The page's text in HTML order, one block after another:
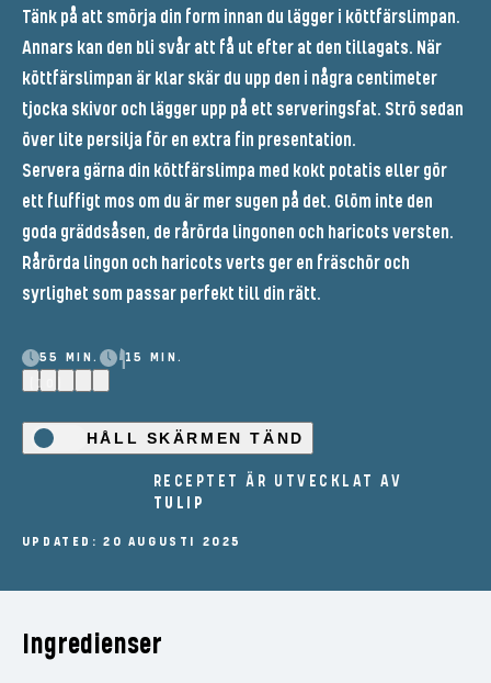
Tänk på att smörja din form innan du lägger i köttfärslimpan.
Annars kan den bli svår att få ut efter at den tillagats. När
köttfärslimpan är klar skär du upp den i några centimeter
tjocka skivor och lägger upp på ett serveringsfat. Strö sedan
över lite persilja för en extra fin presentation.
Servera gärna din köttfärslimpa med kokt potatis eller gör
ett fluffigt mos om du är mer sugen på det. Glöm inte den
goda gräddsåsen, de rårörda lingonen och haricots versten.
Rårörda lingon och haricots verts ger en fräschör och
syrlighet som passar perfekt till din rätt.
55 MIN.
15 MIN.
(10)
HÅLL SKÄRMEN TÄND
RECEPTET ÄR UTVECKLAT AV
TULIP
UPDATED: 20 AUGUSTI 2025
Ingredienser